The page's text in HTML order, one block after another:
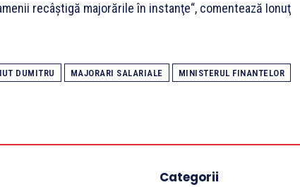
recâştigă majorările în instanţe“, comentează Ionuţ
DUMITRU MAJORARI SALARIALE
MINISTERUL FINANTELOR
Categorii